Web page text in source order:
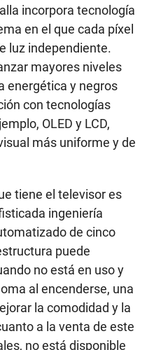
incorpora tecnología
en el que cada píxel
luz independiente.
mayores niveles
energética y negros
con tecnologías
OLED y LCD,
más uniforme y de
tiene el televisor es
ingeniería
de cinco
puede
no está en uso y
al encenderse, una
la comodidad y la
a la venta de este
no está disponible